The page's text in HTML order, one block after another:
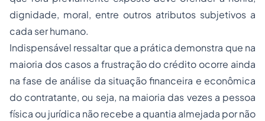
dignidade, moral, entre outros atributos subjetivos a
cada ser humano.
Indispensável ressaltar que a prática demonstra que na
maioria dos casos a frustração do crédito ocorre ainda
na fase de análise da situação financeira e econômica
do contratante, ou seja, na maioria das vezes a pessoa
física ou jurídica não recebe a quantia almejada por não